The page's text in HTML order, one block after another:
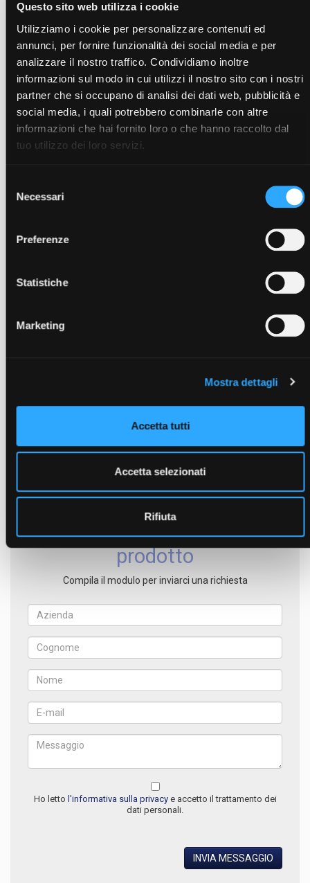
Questo sito web utilizza i cookie
Utilizziamo i cookie per personalizzare contenuti ed
annunci, per fornire funzionalità dei social media e per
analizzare il nostro traffico. Condividiamo inoltre
informazioni sul modo in cui utilizzi il nostro sito con i nostri
partner che si occupano di analisi dei dati web, pubblicità e
social media, i quali potrebbero combinarle con altre
informazioni che hai fornito loro o che hanno raccolto dal
tuo utilizzo dei loro servizi.
delNecessari
Preferenze
Statistiche
Marketing
Mostra dettagli
Accetta tutti
Accetta selezionati
Rifiuta
Staffa laterale normale 125mm
Staffa laterale normale 125mm STM12520
Staffa laterale normale 125mm STM12522
Accessori
Staffa laterale normale 125mm(STM12512)
Staffa laterale normale 125mm(STM12514)
Staffa laterale normale 125mm
Modulo di prolunga con carro GF 125mm
QUOTE
Richiedi un preventivo per il
prodotto
Compila il modulo per inviarci una richiesta
Ho letto l'informativa sulla privacye accetto il trattamento dei
dati personali.
INVIA MESSAGGIO